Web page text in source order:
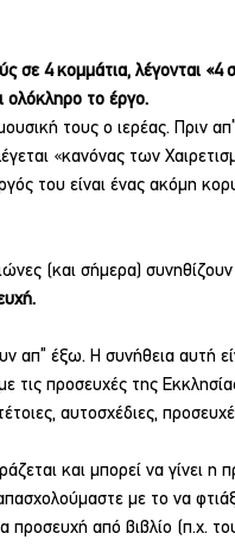
σε 4 κομμάτια, λέγονται «4
ολόκληρο το έργο.
τους ο ιερέας. Πριν
«κανόνας των
του είναι ένας ακόμη
(και σήμερα)
απ” έξω. Η συνήθεια αυτή
τις προσευχές της
αυτοσχέδιες,
και μπορεί να γίνει
με το να
προσευχή από βιβλίο (π.χ.